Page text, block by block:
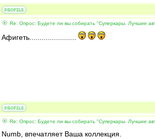
Re: Опрос: Будете ли вы собирать "Суперкары. Лучшие
Афигеть.......................
Re: Опрос: Будете ли вы собирать "Суперкары. Лучшие
Numb, впечатляет Ваша коллекция.